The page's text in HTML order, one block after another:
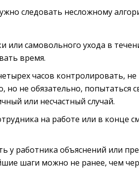
следовать несложному
или самовольного ухода в
время.
часов контролировать, не
но не обязательно, попытаться
или несчастный случай.
на работе или в конце
у работника объяснений или
шаги можно не ранее, чем